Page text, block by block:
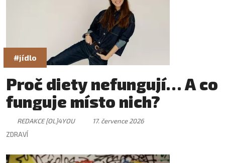
#jídlo
Proč diety nefungují… A co
funguje místo nich?
REDAKCE [OL]4YOU
17. července 2026
ZDRAVÍ